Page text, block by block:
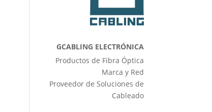
GCABLING ELECTRÓNICA
Productos de Fibra Óptica
Marca y Red
Proveedor de Soluciones de
Cableado